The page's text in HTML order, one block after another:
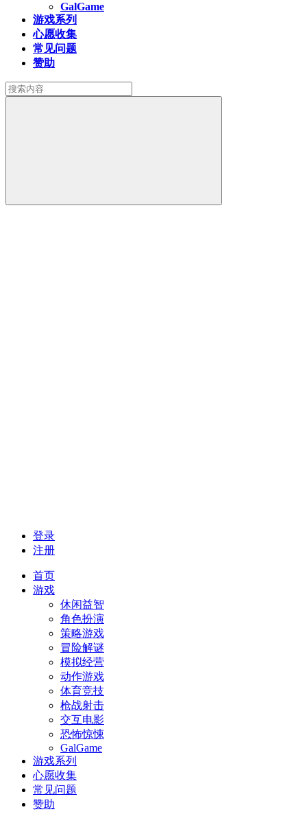
GalGame
游戏系列
心愿收集
常见问题
赞助
登录
注册
首页
游戏
休闲益智
角色扮演
策略游戏
冒险解谜
模拟经营
动作游戏
体育竞技
枪战射击
交互电影
恐怖惊悚
GalGame
游戏系列
心愿收集
常见问题
赞助